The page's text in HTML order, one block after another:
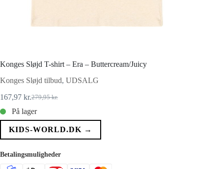
Konges Sløjd T-shirt – Era – Buttercream/Juicy
Konges Sløjd tilbud, UDSALG
279,95kr.
Den
oprindelige
pris
var:
167,97 kr.Den
aktuelle
pris
er:
På lager
KIDS-WORLD.DK →
Betalingsmuligheder